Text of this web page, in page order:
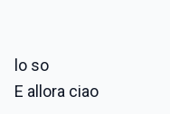
lo so
E allora ciao